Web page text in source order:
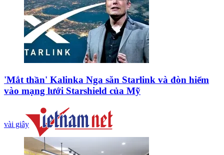
'Mắt thần' Kalinka Nga săn Starlink và đòn hiểm
vào mạng lưới Starshield của Mỹ
vài giây